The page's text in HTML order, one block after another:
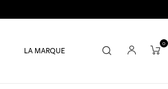
LA MARQUE
0